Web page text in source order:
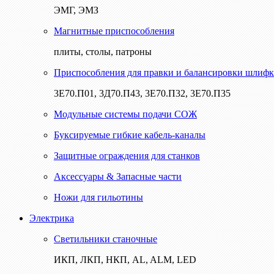
ЭМГ, ЭМЗ
Магнитные приспособления
плиты, столы, патроны
Приспособления для правки и балансировки
3Е70.П01, 3Д70.П43, 3Е70.П32, 3Е70.П35
Модульные системы подачи СОЖ
Буксируемые гибкие кабель-каналы
Защитные ограждения для станков
Аксессуары & Запасные части
Ножи для гильотины
Электрика
Светильники станочные
ИКП, ЛКП, НКП, AL, ALM, LED